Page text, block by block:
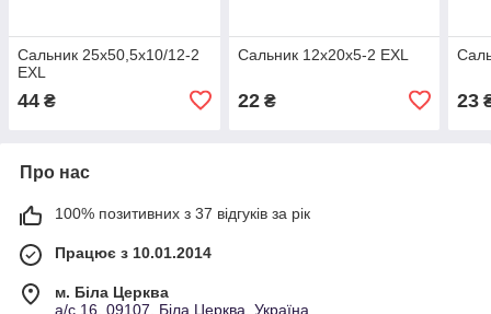
Сальник 25х50,5х10/12-2
EXL
44 ₴
Сальник 12х20х5-2 EXL
22₴ 23
Про нас
100% позитивних з 37 відгуків за рік
Працює з 10.01.2014
м. Біла Церква
а/с 16, 09107, Біла Церква, Україна